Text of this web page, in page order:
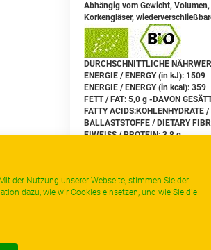
der Nutzung unserer Webseite, stimmen Sie der
dazu, wie wir Cookies einsetzen, und wie Sie die
Abhängig vom Gewicht,
Korkengläser,
DURCHSCHNITTLICHE
ENERGIE / ENERGY (in kJ): 1509
ENERGIE / ENERGY (in kcal): 359
FETT / FAT: 5,0 g -DAVON
FATTY
BALLASTSTOFFE / DIETARY
EIWEISS / PROTEIN: 3,8 g